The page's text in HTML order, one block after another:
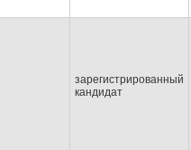
зарегистрированный
кандидат